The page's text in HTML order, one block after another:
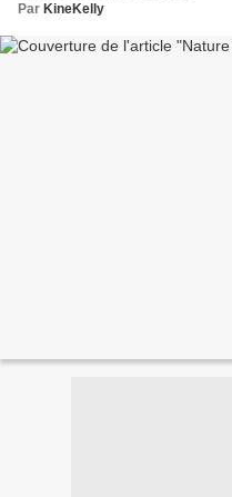
Par KineKelly